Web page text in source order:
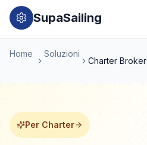
SupaSailing
Home Soluzioni
Charter Broker
Per Charter